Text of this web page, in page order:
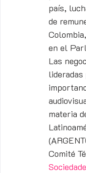
país,
de
en el
Las
materia
Comité